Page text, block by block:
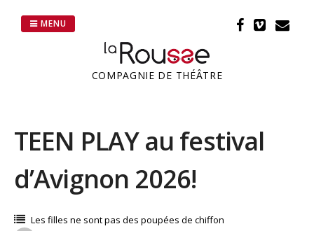
COMPAGNIE DE THÉÂTRE
MENU
TEEN PLAY au festival
d’Avignon 2026!
Les filles ne sont pas des poupées de chiffon